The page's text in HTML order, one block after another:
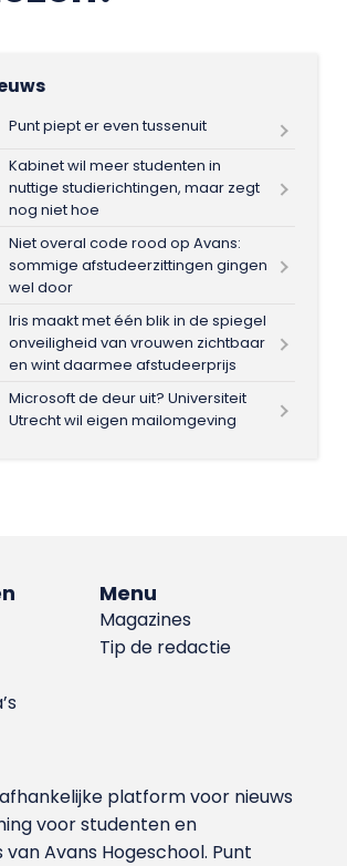
Punt piept er even tussenuit
Kabinet wil meer studenten in
nuttige studierichtingen, maar zegt
nog niet hoe
Niet overal code rood op Avans:
sommige afstudeerzittingen gingen
wel door
Iris maakt met één blik in de spiegel
onveiligheid van vrouwen zichtbaar
en wint daarmee afstudeerprijs
Microsoft de deur uit? Universiteit
Utrecht wil eigen mailomgeving
Menu
Magazines
Tip de redactie
platform voor nieuws
voor studenten en
Avans Hoge­school. Punt